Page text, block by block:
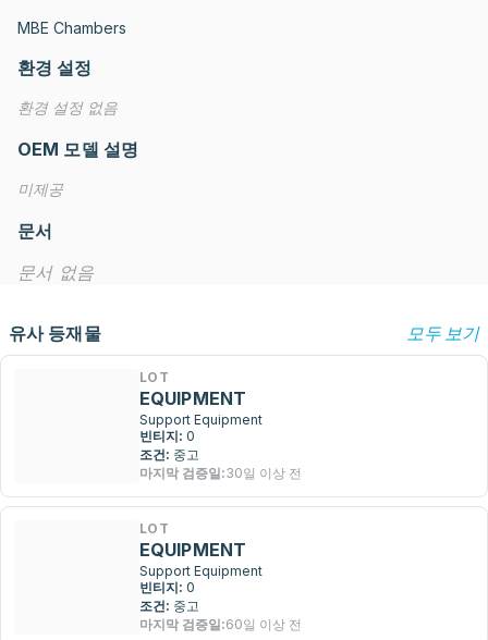
MBE Chambers
환경 설정
환경 설정 없음
OEM 모델 설명
미제공
문서
문서 없음
유사 등재물 모두 보기
LOT
EQUIPMENT
Support Equipment
빈티지: 0
조건: 중고
마지막 검증일:30일 이상 전
LOT
EQUIPMENT
Support Equipment
빈티지: 0
조건: 중고
마지막 검증일:60일 이상 전